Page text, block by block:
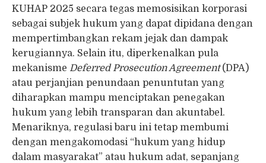
KUHAP 2025 secara tegas memosisikan korporasi
sebagai subjek hukum yang dapat dipidana dengan
mempertimbangkan rekam jejak dan dampak
kerugiannya. Selain itu, diperkenalkan pula
mekanisme Deferred Prosecution Agreement(DPA)
atau perjanjian penundaan penuntutan yang
diharapkan mampu menciptakan penegakan
hukum yang lebih transparan dan akuntabel.
Menariknya, regulasi baru ini tetap membumi
dengan mengakomodasi “hukum yang hidup
dalam masyarakat” atau hukum adat, sepanjang